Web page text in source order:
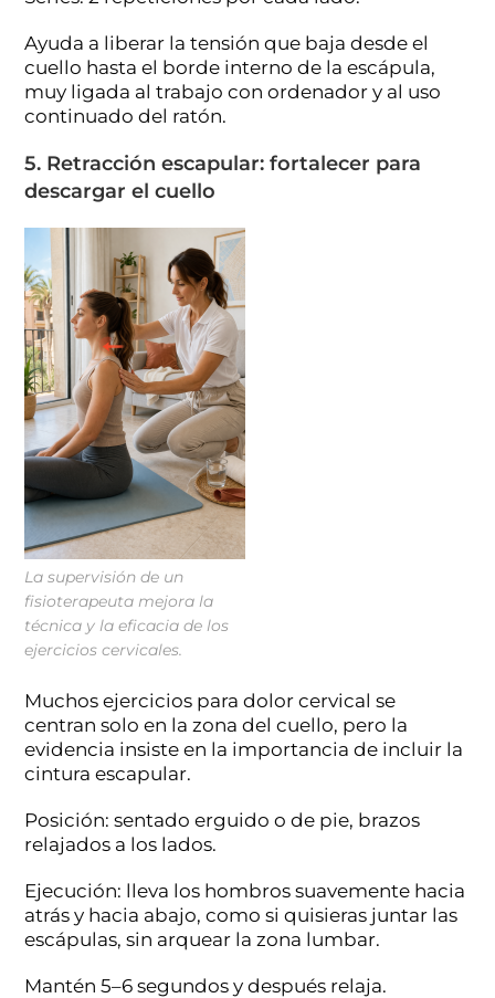
Ayuda a liberar la tensión que baja desde el
cuello hasta el borde interno de la escápula,
muy ligada al trabajo con ordenador y al uso
continuado del ratón.
5. Retracción escapular: fortalecer para
descargar el cuello
La supervisión de un
fisioterapeuta mejora la
técnica y la eficacia de los
ejercicios cervicales.
Muchos ejercicios para dolor cervical se
centran solo en la zona del cuello, pero la
evidencia insiste en la importancia de incluir la
cintura escapular.
Posición: sentado erguido o de pie, brazos
relajados a los lados.
Ejecución: lleva los hombros suavemente hacia
atrás y hacia abajo, como si quisieras juntar las
escápulas, sin arquear la zona lumbar.
Mantén 5–6 segundos y después relaja.